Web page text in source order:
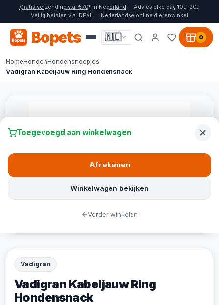
Gratis verzending v.a. €70* in Nederland
Advies elke dag 10u-20u
Veilig betalen via iDEAL
Nederlandse online dierenwinkel
Bopets 🇳🇱 0
HomeHondenHondensnoepjes
Vadigran Kabeljauw Ring Hondensnack
Vadigran
Vadigran Kabeljauw Ring
Hondensnack
Toegevoegd aan winkelwagen
Winkelwagen bekijken
Afrekenen
Verder winkelen